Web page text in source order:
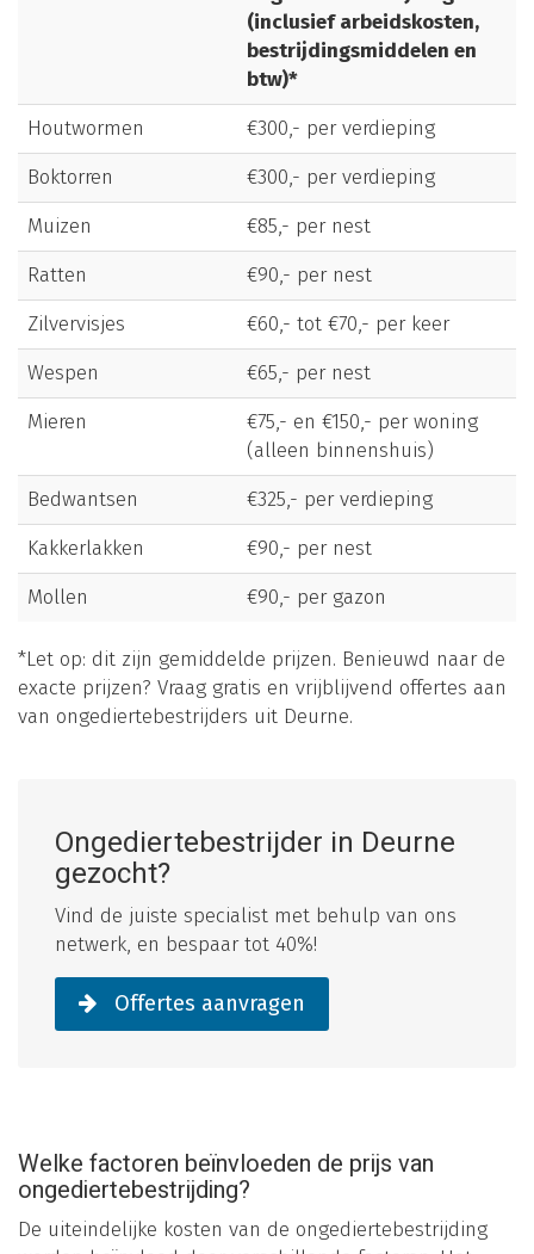
(inclusief arbeidskosten,
bestrijdingsmiddelen en
btw)*
Houtwormen
€300,- per verdieping
Boktorren
€300,- per verdieping
Muizen
€85,- per nest
Ratten
€90,- per nest
Zilvervisjes
€60,- tot €70,- per keer
Wespen
€65,- per nest
Mieren
€75,- en €150,- per woning
(alleen binnenshuis)
Bedwantsen
€325,- per verdieping
Kakkerlakken
€90,- per nest
Mollen
€90,- per gazon
*Let op: dit zijn gemiddelde prijzen. Benieuwd naar de
exacte prijzen? Vraag gratis en vrijblijvend offertes aan
van ongediertebestrijders uit Deurne.
Ongediertebestrijder in Deurne
gezocht?
Vind de juiste specialist met behulp van ons
netwerk, en bespaar tot 40%!
Offertes aanvragen
Welke factoren beïnvloeden de prijs van
ongediertebestrijding?
De uiteindelijke kosten van de ongediertebestrijding